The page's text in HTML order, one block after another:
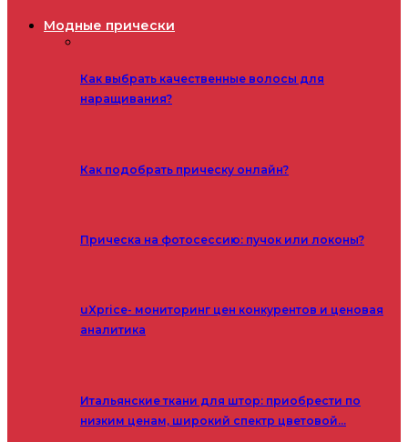
Модные прически
Как выбрать качественные волосы для
наращивания?
Как подобрать прическу онлайн?
Прическа на фотосессию: пучок или локоны?
uXprice- мониторинг цен конкурентов и ценовая
аналитика
Итальянские ткани для штор: приобрести по
низким ценам, широкий спектр цветовой…